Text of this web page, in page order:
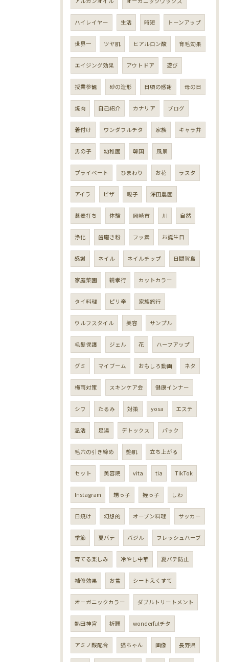
ハイレイヤー 生活 時短 トーンアップ
世界一 ツヤ肌 ヒアルロン酸 育毛効果
エイジング効果 アウトドア 遊び
授業参観 砂の造形 日頃の感謝 母の日
焼肉 自己紹介 カナリア ブログ
着付け ワンダフルチタ 家族 キャラ弁
男の子 幼稚園 韓国 風景
プライベート ひまわり お花 ラスタ
アイラ ピザ 親子 澤田農園
蕎麦打ち 体験 岡崎市 川 自然
浄化 歯磨き粉 フッ素 お誕生日
感謝 ネイル ネイルチップ 日間賀島
家庭菜園 親孝行 カットカラー
タイ料理 ピリ辛 家族旅行
ウルフスタイル 美容 サンプル
毛髪保護 ジェル 花 ハーフアップ
グミ マイブーム おもしろ動画 ネタ
梅雨対策 スキンケア会 健康インナー
シワ たるみ 対策 yosa エステ
温活 足湯 デトックス パック
毛穴の引き締め 艶肌 立ち上がる
セット 美容院 vita tia TikTok
Instagram 甥っ子 姪っ子 しわ
日焼け 幻想的 オーブン料理 サッカー
季節 夏バテ バジル フレッシュハーブ
育てる楽しみ 冷やし中華 夏バテ防止
補修効果 お盆 シートえくすて
オーガニックカラー ダブルトリートメント
熱田神宮 祈願 wonderfulチタ
アミノ酸配合 猫ちゃん 画像 長野県